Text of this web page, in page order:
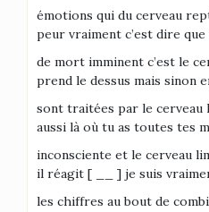
émotions qui du cerveau
peur vraiment c’est dire
de mort imminent c’est le
prend le dessus mais sinon
sont traitées par le cerveau
aussi là où tu as toutes tes
inconsciente et le cerveau
il réagit [ __ ] je suis
les chiffres au bout de